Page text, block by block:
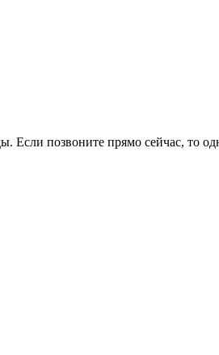
Если позвоните прямо сейчас, то